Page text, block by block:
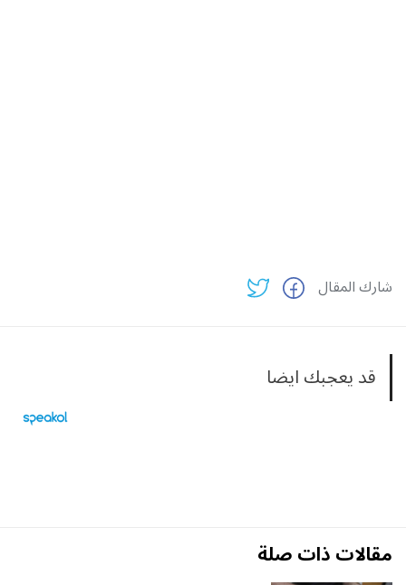
شارك المقال
قد يعجبك ايضا
مقالات ذات صلة